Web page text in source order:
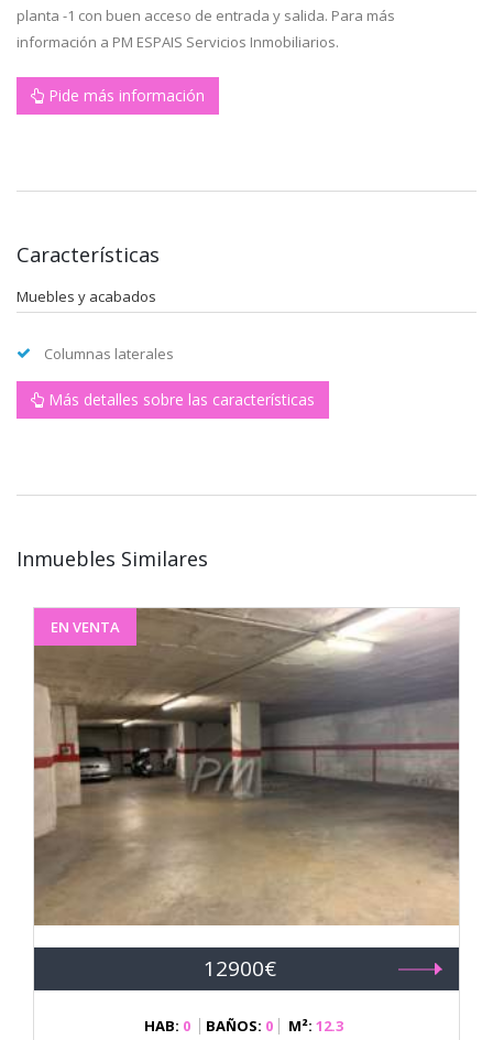
planta -1 con buen acceso de entrada y salida. Para más
información a PM ESPAIS Servicios Inmobiliarios.
Pide más información
Características
Muebles y acabados
Columnas laterales
Más detalles sobre las características
Inmuebles Similares
EN VENTA
12900€
HAB: 0 BAÑOS: 0 M²: 12.3